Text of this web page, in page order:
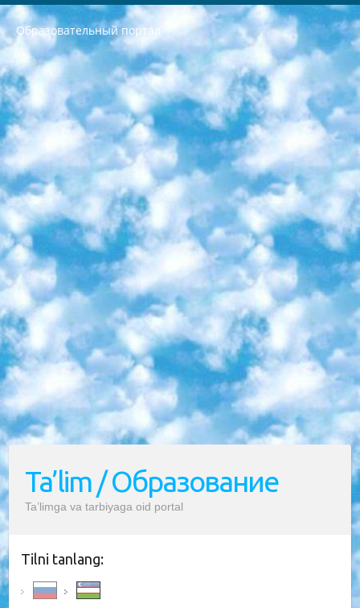
Образовательный портал
РЕСПУБЛИКА УЗБЕКИСТАН МИНИСТРЕРСТВО ДОШКОЛЬНОГО И ШКОЛЬНОГО ОБРАЗОВАНИЯ КОМАНДА в общеобразовательных учреждениях в 2023-2024 учебном году организация и проведение итоговой государственной аттестации обучающихся о Министра дошкольного и школьного образования Республики Узбекистан от 4 марта 2008 года (постановлением Минюста от 20 марта 2008 года № 1778 государственной регистрации) «Итоговое состояние учащихся общего среднего образования на основании положения об утверждении положения об аттестации общего среднего образования выпускной экзамен студентов в образовательных учреждениях в 2023-2024 учебном году В целях организации и прохождения аттестации приказываю: 1. Следующее: перечень предметов, по которым будет проводиться итоговая государственная аттестация и экзамен формы перевода согласно приложению 1; сертификаты международного образца, оценивающие уровень владения иностранными языками перечень согласно приложению 2; 2. Педагогический при специализированных образовательных учреждениях. научно-практический центр квалификации и международной оценки (Д.Давидова) 2024 г. До 25 марта: задания по предметам, по которым будет проводиться итоговая аттестация разработка и утверждение технических условий; итоговая аттестация на основании разработанного предметного задания разработка вопросов по предметам (устно и письменно), экзамен передача; общеобразовательные средние школы и специальные учебные заведения учащиеся выпускных классов школ и интернатов в агентской системе подготовка базы данных экзаменационных материалов и критериев оценки; перевод базы экзаменационных материалов на все языки обучения подать в Республиканский образовательный центр для изготовления; варианты экзаменов на основе разработанных контрольных материалов пусть будут поставлены задачи формирования. 3. Республиканский образовательный центр (Ш.Худайкулов) до 5 апреля 2024 года. до: база данных предоставленных экзаменационных материалов на все языки обучения перевод и экспертиза; для слепых, слабовидящих, глухих, слабослышащих и умственно отсталых детей учащиеся выпускных классов специализированных школ и школ-интернатов база данных экзаменационных материалов на всех преподаваемых языках подготовка критериев оценки; специализированные школы для умственно отсталых детей и технологии для учащихся выпускных классов школ-интернатов разработка соответствующих рекомендаций и критериев проведения ЕГЭ по естествознанию давать задания. 4. Педагогический при специализированных образовательных учреждениях. Научно-практический центр навыков и международной оценки (Д.Давидова), Республика образовательный центр (Худайкулов Ш.) итоговый государственный аттестационный экзамен ориентирован на творческое и логическое мышление при подготовке базы материалов учитывать введение заданий. 5. Следует отметить, что: сертификат государственного образца о знании общеобразовательного предмета и как минимум национальный уровень B1 по предметам на иностранных языках, указанным в Приложении 2. или международно признанный сертификат эквивалентного уровня студенты, изучающие определенный предмет, освобождаются от экзамена; по соответствующим предметам запланирована итоговая государственная аттестация за день до дня, путем жеребьевки Рабочей группой (в письменной форме по предметам, проводимым в форме) из числа сформированных вариантов выбрано 2 варианта; 2 выбранных варианта экзамена анонсированы на официальном сайте министерства и все выпускники по всей стране на основе этих вариантов проводит итоговую государственную аттестацию. 6. Государственное образование учащихся средних общеобразовательных учреждений. знания в соответствии с квалификационными требованиями, которые необходимо приобрести на основании стандартов итоговый (выпускной) контроль для 9 и 11 классов в целях тестирования Экзамены (далее – экзамены) состоят из предметов, перечисленных в приложении 1. будет сделано. 7. Экзамены пройдут с 26 мая по 15 июня 2024 г. (кроме науки физического воспитания). 8. Физическая для учащихся 9 классов общесредних образовательных учреждений. Экзамены по предмету «Образование, квалификация медицина» 1-6 мая 2024 года. сотрудники перевести под присмотр (с отклонениями в физическом или умственном развитии) специализированная школа для детей, школы-интернаты и со сколиозом школы-интернаты санаторного типа для больных детей исключены). 9. Он был слепым, слабовидящим и имел нарушения опорно-двигательного аппарата. экзамены в специализированных школах и интернатах для детей должны проводиться исходя из требований, предъявляемых к общеобразовательным учреждениям (физкультура кроме науки). 10. Специализированная школа для глухих и слабослышащих детей. и экзамены в интернатах и быть реализован в виде письменного теста по математике. 11. Специальность для умственно отсталых детей. Для 9 класса Родной язык и литературное письмо Государственный язык (язык обучения – узбекский). для неклассов) написано Математическое письмо Письменная/устная история Узбекистана Физическое воспитание практично Итоговый контроль Для 11 класса Написание родного языка и литературы (эссе) Математическое письмо Узбекский язык (обучение на узбекском языке) не посещающее общее среднее образование для учреждений)/Образовательное учреждение выбор письменный и устный Иностранный язык письменный/устный Письменная/устная история Узбекистана *По выбору студента:  Химия  Физика  Основы государственного права  География 10 бесплатных образовательных ресурсов - Мы составили подборку онлайн-проектов с интерактивными упражнениями, видеолекциями и статьями. Они помогут вам обрести новые и освежить старые знания бесплатно. 1. «ИНТУИТ» Старейшая образовательная площадка Рунета. Здесь вы найдёте сотни текстовых и видеокурсов на десятки различных тем — от программирования до психологии. Многие курсы подготовлены российскими университетами и крупными международными компаниями вроде Intel и Microsoft. Самостоятельное обучение бесплатное, но желающие могут оплатить услуги персональных наставников. 2. «Смартия» знакомит с актуальными профессиями и подсказывает, как им обучаться. Выбрав заинтересовавшую вас специальность — SMM-специалист, фотограф, веб-дизайнер или другую, — увидите список необходимых для неё умений. Чтобы вы могли освоить их самостоятельно, для каждого умения площадка отображает подборку ссылок на учебные материалы. Хотя «Смартия» ориентируется на русскоязычную аудиторию, часть контента всё же доступна только на английском. 3. «Лекторий Физтеха» Проект Московского физико-технического института (Физтеха). С его помощью вы можете смотреть онлайн серии лекций, записанные на видео в этом вузе. В числе доступных предметов — физика, биология, химия, информационные технологии и другие. К некоторым лекциям администрация ресурса прилагает готовые конспекты, которые можно скачивать в PDF-формате. 4. ITMOcourses Онлайн-площадка Санкт-Петербургского национального исследовательского университета информационных технологий, механики и оптики (ИТМО). Ресурс предоставляет свободный доступ к курсам, разработанным в этом вузе. Каталог материалов разбит на четыре категории: «Оптические системы и технологии», «Приборостроение и робототехника», «Информационные технологии» и «Биотехнологии». Курсы состоят из видеолекций, интерактивных демонстраций и заданий. 5. «КиберЛенинка» Электронная научная библиотека открытого доступа. Каталог площадки регулярно обрастает текстами статей из различных научных изданий. Сгруппированные по журналам и рубрикам публикации можно читать онлайн или скачивать целиком в PDF-формате. Проект нацелен на популяризацию науки за счёт открытого доступа к качественной информации. 6. «ПостНаука» На этом ресурсе публикуют подборки видеолекций, составленные экспертами из разных отраслей и объединённые общими темами. Среди них, к примеру, есть серии «Биоинформатика и геномика», «Культура средневековой Скандинавии» и Cinema Studies о теории кино. Каждая подборка лекций — логически связанная история, рассказанная экспертом от первого лица. Кроме того, на сайте появляются научно-образовательные статьи и тесты на разные темы. 7. «Newочём» Команда проекта «Newочём» отбирает самые интересные тексты из англоязычных СМИ и переводит те из них, за которые голосуют участники сообщества «ВКонтакте». По большей части это научно-популярные статьи. Редакторы придумывают лишь заголовки, в остальном содержание переводов соответствует оригиналам. Полные тексты можно читать прямо в социальной сети. 8. InternetUrok Онлайн-база материалов по основным дисциплинам школьной программы. Информация на сайте структурирована по классам, предметам и темам (урокам). Каждый урок состоит из видеолекций и конспектов. Есть также интерактивные тренажёры и тесты для закрепления пройденного материала. Даже если вы давно окончили школу, возможность повторить программу старших классов всегда может пригодиться. 9. Edutainme Ещё один ресурс об образовании. В отличие от Newtonew, как мне кажется, Edutainme больше ориентируется на представителей индустрии: педагогов, предпринимателей, разработчиков образовательных проектов. Но и любой, кто просто стремится к саморазвитию, найдёт на сайте много полезного и интересного для себя. Например, информацию о новых курсах и образовательных сервисах. 10. Newtonew Онлайн-медиа об образовании и обучении в широком смысле. Авторы Newtonew пишут об инструментах, заведениях, тактиках и стратегиях, которые помогают учить других и получать новые знания самостоятельно. На этой площадке вы найдёте новости, обзоры, аналитические мат
Ta’lim / Образование
Ta’limga va tarbiyaga oid portal
Tilni tanlang: